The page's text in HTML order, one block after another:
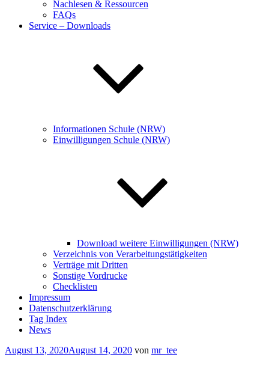
Nachlesen & Ressourcen
FAQs
Service – Downloads
Informationen Schule (NRW)
Einwilligungen Schule (NRW)
Download weitere Einwilligungen (NRW)
Verzeichnis von Verarbeitungstätigkeiten
Verträge mit Dritten
Sonstige Vordrucke
Checklisten
Impressum
Datenschutzerklärung
Tag Index
News
Veröffentlicht
August 13, 2020August 14, 2020 von mr_tee